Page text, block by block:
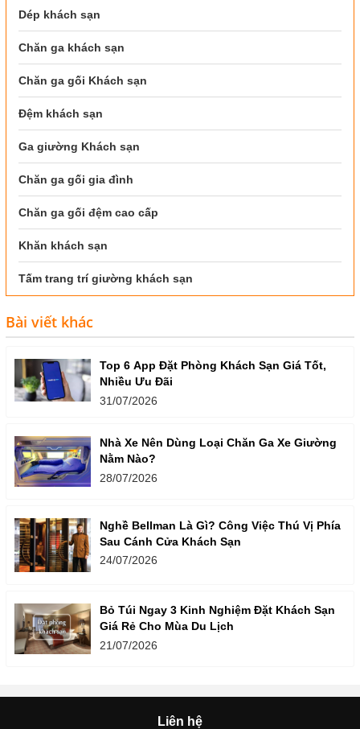
Dép khách sạn
Chăn ga khách sạn
Chăn ga gối Khách sạn
Đệm khách sạn
Ga giường Khách sạn
Chăn ga gối gia đình
Chăn ga gối đệm cao cấp
Khăn khách sạn
Tấm trang trí giường khách sạn
Bài viết khác
Top 6 App Đặt Phòng Khách Sạn Giá Tốt,
Nhiều Ưu Đãi
31/07/2026
Nhà Xe Nên Dùng Loại Chăn Ga Xe Giường
Nằm Nào?
28/07/2026
Nghề Bellman Là Gì? Công Việc Thú Vị Phía
Sau Cánh Cửa Khách Sạn
24/07/2026
Bỏ Túi Ngay 3 Kinh Nghiệm Đặt Khách Sạn
Giá Rẻ Cho Mùa Du Lịch
21/07/2026
Liên hệ